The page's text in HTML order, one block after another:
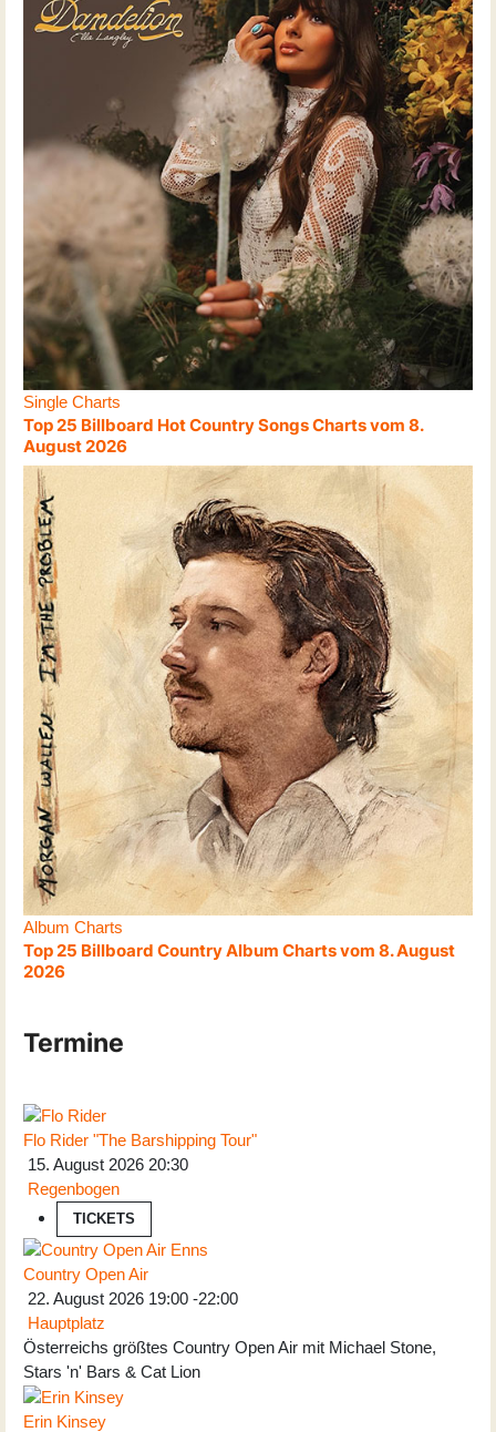
Single Charts
Top 25 Billboard Hot Country Songs Charts vom 8.
August 2026
Album Charts
Top 25 Billboard Country Album Charts vom 8. August
2026
Termine
Flo Rider "The Barshipping Tour"
15. August 2026 20:30
Regenbogen
TICKETS
Country Open Air
22. August 2026 19:00 -22:00
Hauptplatz
Österreichs größtes Country Open Air mit Michael Stone,
Stars 'n' Bars & Cat Lion
Erin Kinsey